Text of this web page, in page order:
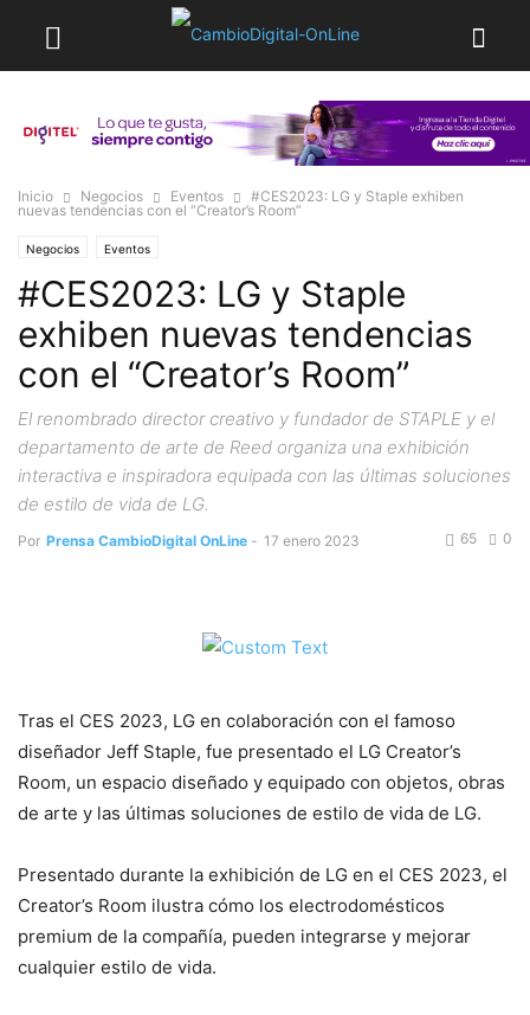
Inicio Negocios Eventos
#CES2023: LG y Staple exhiben
nuevas tendencias con el “Creator’s Room”
Negocios Eventos
#CES2023: LG y Staple
exhiben nuevas tendencias
con el “Creator’s Room”
El renombrado director creativo y fundador de STAPLE y el
departamento de arte de Reed organiza una exhibición
interactiva e inspiradora equipada con las últimas soluciones
de estilo de vida de LG.
Por Prensa CambioDigital OnLine - 17 enero 2023 0
65
Tras el CES 2023, LG en colaboración con el famoso
diseñador Jeff Staple, fue presentado el LG Creator’s
Room, un espacio diseñado y equipado con objetos, obras
de arte y las últimas soluciones de estilo de vida de LG.
Presentado durante la exhibición de LG en el CES 2023, el
Creator’s Room ilustra cómo los electrodomésticos
premium de la compañía, pueden integrarse y mejorar
cualquier estilo de vida.